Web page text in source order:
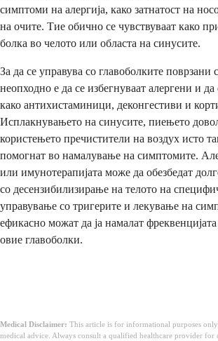
симптоми на алергија, како затнатост на
на очите. Тие обично се чувствуваат како
болка во челото или областа на синусите.
За да се управува со главоболките поврзани
неопходно е да се избегнуваат алергени и да
како антихистаминици, деконгестиви и
Исплакнувањето на синусите, пиењето
користењето пречистители на воздух исто
помогнат во намалување на симптомите.
или имунотерапијата може да обезбедат
со десензибилизирање на телото на
управување со тригерите и лекување на
ефикасно можат да ја намалат
овие главоболки.
Medical Disclaimer: This article is for informational purposes
medical advice. Always consult a qualified healthcare provider for